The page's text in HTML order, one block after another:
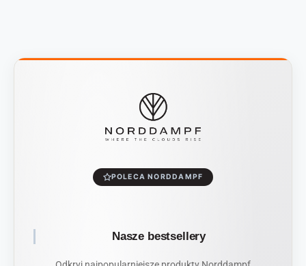
POLECA NORDDAMPF
Nasze bestsellery